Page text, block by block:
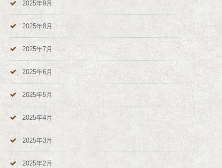
2025年9月
2025年8月
2025年7月
2025年6月
2025年5月
2025年4月
2025年3月
2025年2月